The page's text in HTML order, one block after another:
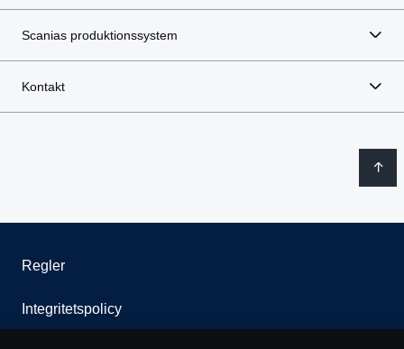
Scanias produktionssystem
Kontakt
Regler
Integritetspolicy